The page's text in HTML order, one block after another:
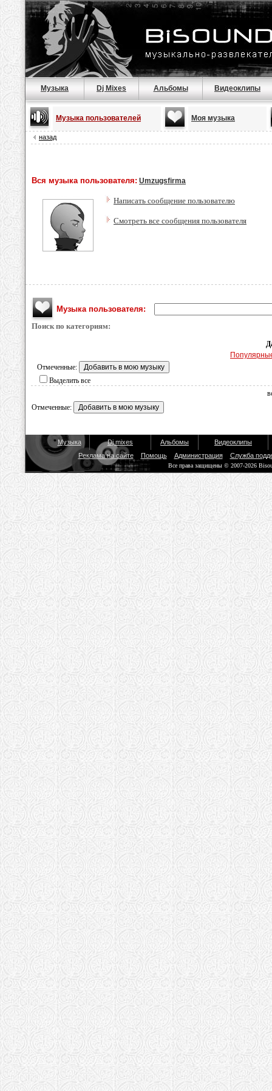
Музыка Dj Mixes Альбомы Видеоклипы
Музыка пользователей Моя музыка
назад
Вся музыка пользователя: Umzugsfirma
Написать сообщение пользователю
Смотреть все сообщения пользователя
Музыка пользователя:
Поиск по категориям:
Отмеченные:
Выделить все
Отмеченные:
Музыка Dj mixes Альбомы
Видеоклипы
Реклама на сайте
Помощь Администрация Служба
Все права защищены © 2007-2026